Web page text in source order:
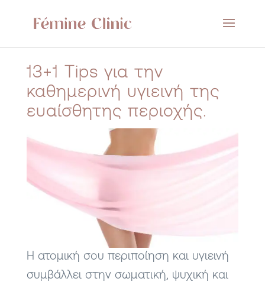
13+1 Tips για την
καθημερινή υγιεινή της
ευαίσθητης περιοχής.
Η ατομική σου περιποίηση και υγιεινή
συμβάλλει στην σωματική, ψυχική και